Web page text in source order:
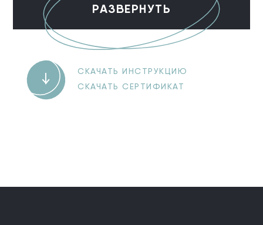
РАЗВЕРНУТЬ
СКАЧАТЬ ИНСТРУКЦИЮ
СКАЧАТЬ СЕРТИФИКАТ